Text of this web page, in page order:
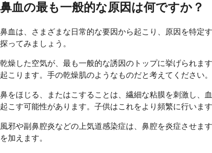
鼻血の最も一般的な原因は何ですか？
鼻血は、さまざまな日常的な要因から起こり、原因を特定
探ってみましょう。
乾燥した空気が、最も一般的な誘因のトップに挙げられま
起こります。手の乾燥肌のようなものだと考えてください
鼻をほじる、またはこすることは、繊細な粘膜を刺激し、
起こす可能性があります。子供はこれをより頻繁に行いま
風邪や副鼻腔炎などの上気道感染症は、鼻腔を炎症させま
を加えます。